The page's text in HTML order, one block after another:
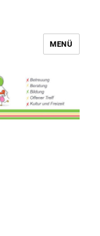
MENÜ